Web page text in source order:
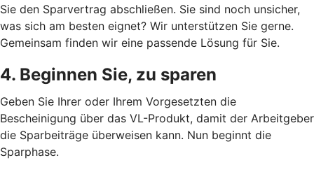
Sie den Sparvertrag abschließen. Sie sind noch unsicher,
was sich am besten eignet? Wir unterstützen Sie gerne.
Gemeinsam finden wir eine passende Lösung für Sie.
4. Beginnen Sie, zu sparen
Geben Sie Ihrer oder Ihrem Vorgesetzten die
Bescheinigung über das VL-Produkt, damit der Arbeitgeber
die Sparbeiträge überweisen kann. Nun beginnt die
Sparphase.